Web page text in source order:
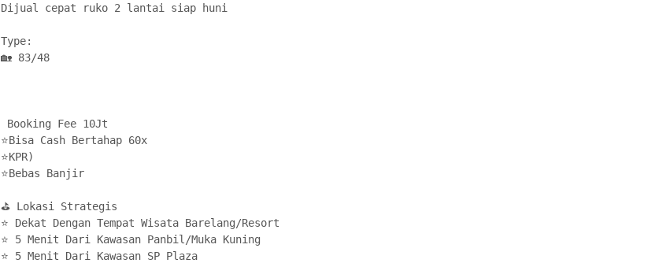
Dijual cepat ruko 2 lantai siap huni
Type:
🏡 83/48
Booking Fee 10Jt
⭐Bisa Cash Bertahap 60x
⭐KPR)
⭐Bebas Banjir
⛳ Lokasi Strategis
⭐ Dekat Dengan Tempat Wisata Barelang/Resort
⭐ 5 Menit Dari Kawasan Panbil/Muka Kuning
⭐ 5 Menit Dari Kawasan SP Plaza